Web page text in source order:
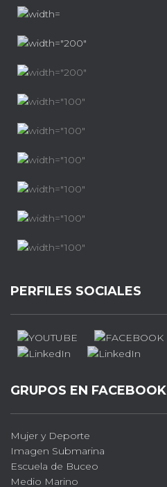
PERFILES SOCIALES
GRUPOS EN FACEBOOK
Mujer y Deporte
Imagen Submarina
Escuela de Buceo
Medio Marino